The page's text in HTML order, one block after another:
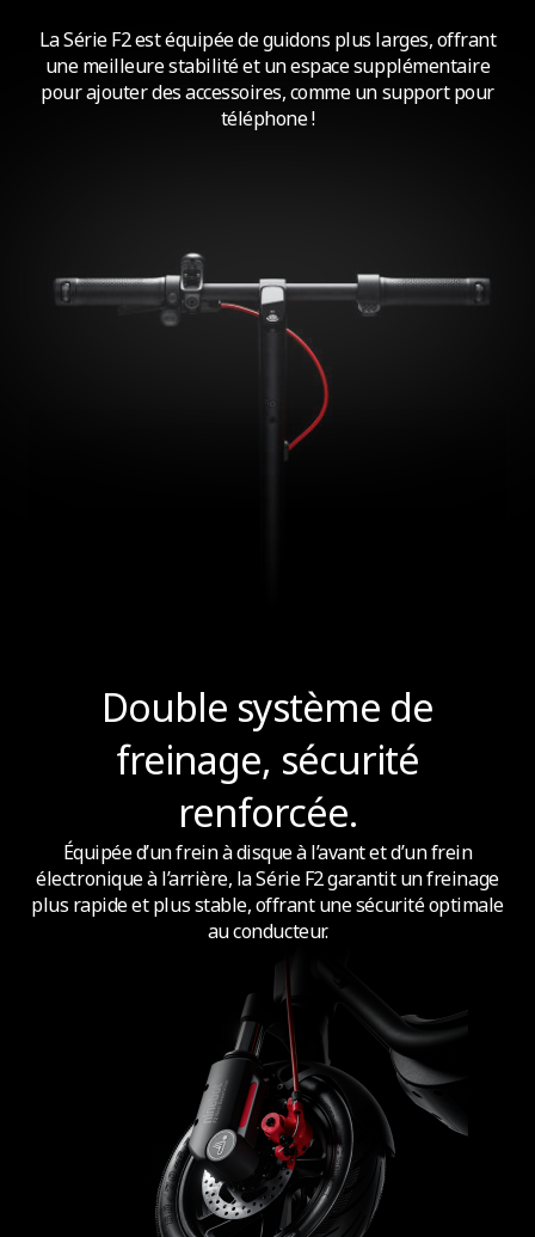
La Série F2 est équipée de guidons plus larges, offrant
une meilleure stabilité et un espace supplémentaire
pour ajouter des accessoires, comme un support pour
téléphone !
Double système de
freinage, sécurité
renforcée.
Équipée d’un frein à disque à l’avant et d’un frein
électronique à l’arrière, la Série F2 garantit un freinage
plus rapide et plus stable, offrant une sécurité optimale
au conducteur.